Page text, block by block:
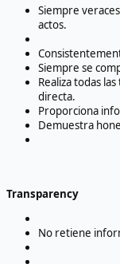
Siempre
actos.
Siempre se
Realiza todas
directa.
Proporciona
Demuestra
Transparency
No retiene